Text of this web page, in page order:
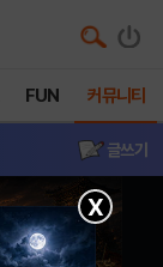
FUN 커뮤니티
글쓰기
X